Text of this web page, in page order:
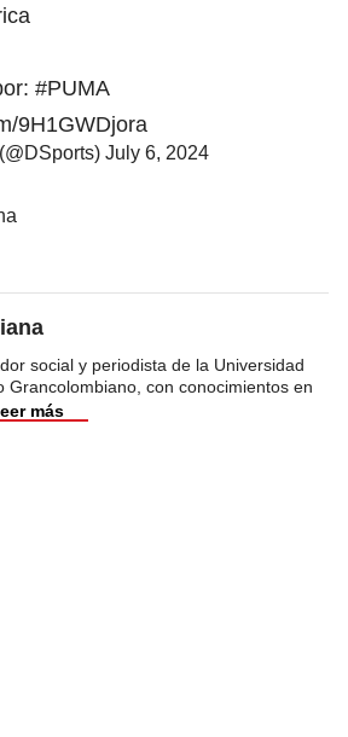
#PUMA
9H1GWDjora
July 6, 2024
social y periodista de la Universidad
Grancolombiano, con conocimientos en
más